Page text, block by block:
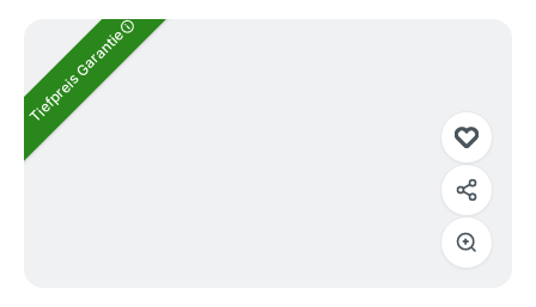
Bildergalerie überspringen
Tiefpreis Garantie